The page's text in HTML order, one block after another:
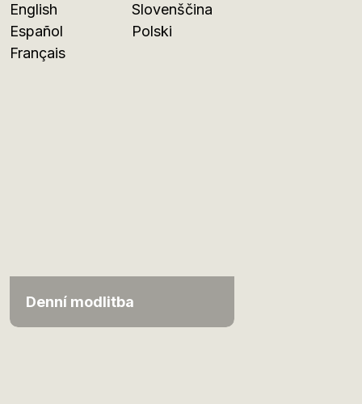
English
Español
Français
Slovenščina
Polski
Denní modlitba